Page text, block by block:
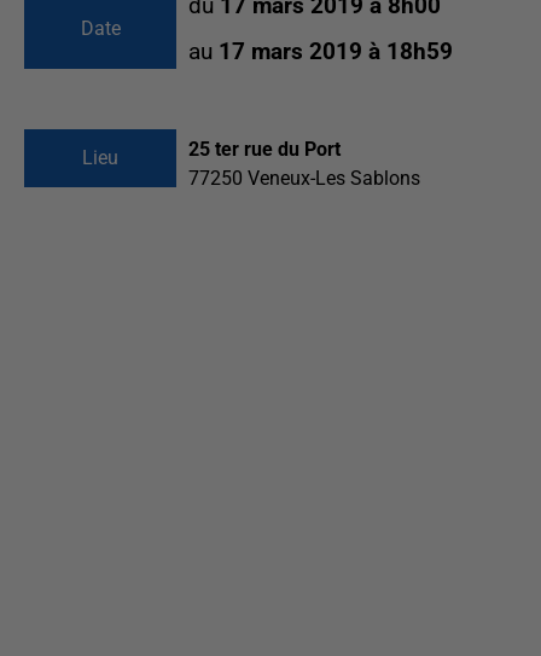
Date
du 17 mars 2019 à 8h00
au 17 mars 2019 à 18h59
Lieu
25 ter rue du Port
77250 Veneux-Les Sablons